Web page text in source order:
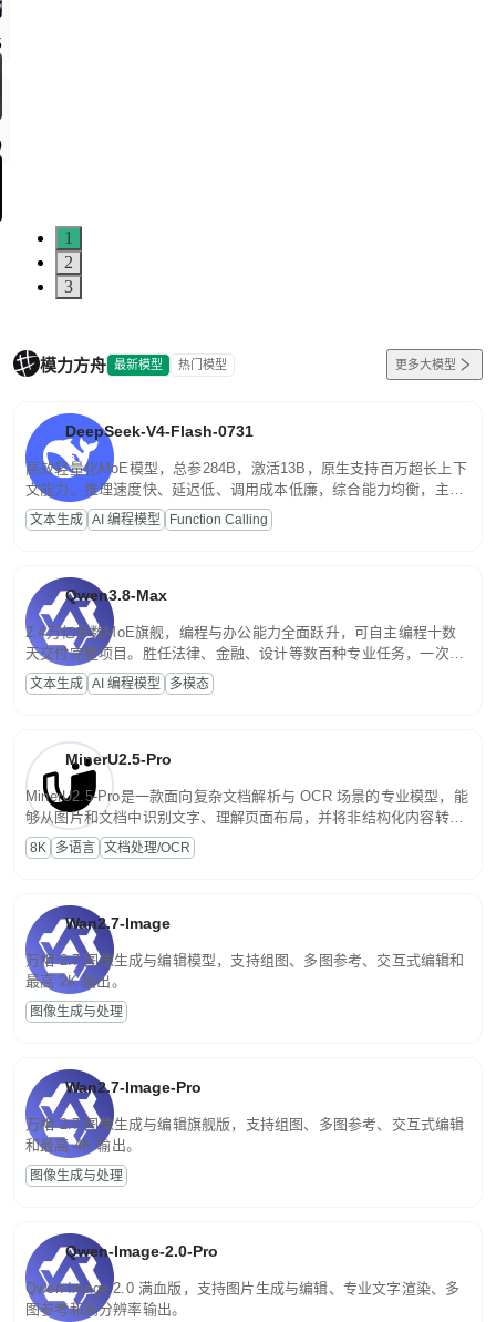
1
2
3
模力方舟 最新模型 热门模型 更多大模型
DeepSeek-V4-Flash-0731
高效轻量化MoE模型，总参284B，激活13B，原生支持百万超长上下
文能力。推理速度快、延迟低、调用成本低廉，综合能力均衡，主打
高并发、轻量化任务，适合日常对话、内容创作、基础 RAG、批量
文案处理等普惠刚需场景。
文本生成 AI 编程模型 Function Calling
Qwen3.8-Max
2.4万亿参数MoE旗舰，编程与办公能力全面跃升，可自主编程十数
天交付完整项目。胜任法律、金融、设计等数百种专业任务，一次对
话端到端交付生产级成果。原生视觉理解贯穿规划、执行与验证全流
程，支持超长文档与长视频的深度语义解析。长程任务中自主规划与
文本生成 AI 编程模型 多模态
MinerU2.5-Pro
MinerU2.5-Pro是一款面向复杂文档解析与 OCR 场景的专业模型，能
够从图片和文档中识别文字、理解页面布局，并将非结构化内容转换
为便于存储、检索和二次处理的结构化结果。
8K 多语言 文档处理/OCR
Wan2.7-Image
万相 2.7 图像生成与编辑模型，支持组图、多图参考、交互式编辑和
最高 2K 输出。
图像生成与处理
Wan2.7-Image-Pro
万相 2.7 图像生成与编辑旗舰版，支持组图、多图参考、交互式编辑
和最高 4K 输出。
图像生成与处理
Qwen-Image-2.0-Pro
Qwen-Image-2.0 满血版，支持图片生成与编辑、专业文字渲染、多
图参考和高分辨率输出。